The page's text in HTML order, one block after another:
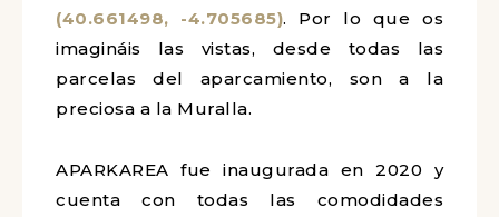
(40.661498, -4.705685). Por lo que os
imagináis las vistas, desde todas las
parcelas del aparcamiento, son a la
preciosa a la Muralla.
APARKAREA fue inaugurada en 2020 y
cuenta con todas las comodidades